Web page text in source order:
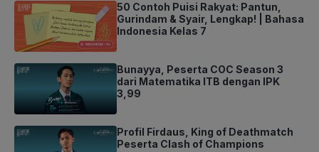
50 Contoh Puisi Rakyat: Pantun,
Gurindam & Syair, Lengkap! | Bahasa
Indonesia Kelas 7
Bunayya, Peserta COC Season 3
dari Matematika ITB dengan IPK
3,99
Profil Firdaus, King of Deathmatch
Peserta Clash of Champions